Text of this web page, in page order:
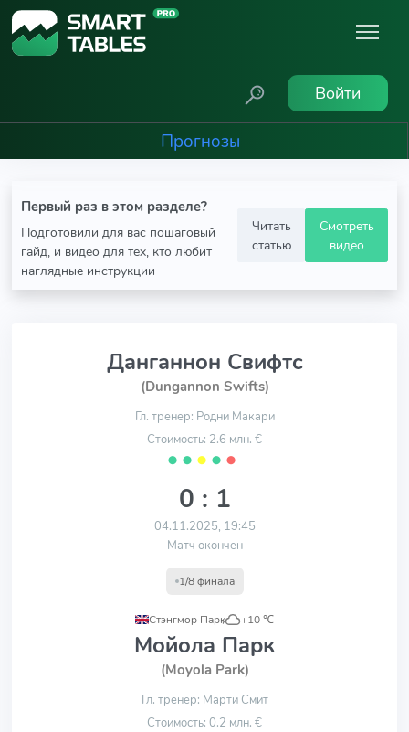
Войти
Прогнозы
Первый раз в этом разделе?
Подготовили для вас пошаговый
гайд, и видео для тех, кто любит
наглядные инструкции
Читать
статью
Смотреть
видео
Данганнон Свифтс
(Dungannon Swifts)
Гл. тренер: Родни Макари
Стоимость: 2.6 млн. €
⬤ ⬤ ⬤ ⬤ ⬤
0 : 1
04.11.2025, 19:45
Матч окончен
1/8 финала
Стэнгмор Парк
, +10 ℃
Мойола Парк
(Moyola Park)
Гл. тренер: Марти Смит
Стоимость: 0.2 млн. €